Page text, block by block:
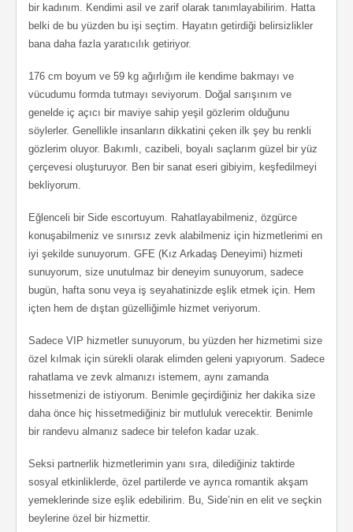
bir kadınım. Kendimi asil ve zarif olarak tanımlayabilirim. Hatta
belki de bu yüzden bu işi seçtim. Hayatın getirdiği belirsizlikler
bana daha fazla yaratıcılık getiriyor.
176 cm boyum ve 59 kg ağırlığım ile kendime bakmayı ve
vücudumu formda tutmayı seviyorum. Doğal sarışınım ve
genelde iç açıcı bir maviye sahip yeşil gözlerim olduğunu
söylerler. Genellikle insanların dikkatini çeken ilk şey bu renkli
gözlerim oluyor. Bakımlı, cazibeli, boyalı saçlarım güzel bir yüz
çerçevesi oluşturuyor. Ben bir sanat eseri gibiyim, keşfedilmeyi
bekliyorum.
Eğlenceli bir Side escortuyum. Rahatlayabilmeniz, özgürce
konuşabilmeniz ve sınırsız zevk alabilmeniz için hizmetlerimi en
iyi şekilde sunuyorum. GFE (Kız Arkadaş Deneyimi) hizmeti
sunuyorum, size unutulmaz bir deneyim sunuyorum, sadece
bugün, hafta sonu veya iş seyahatinizde eşlik etmek için. Hem
içten hem de dıştan güzelliğimle hizmet veriyorum.
Sadece VIP hizmetler sunuyorum, bu yüzden her hizmetimi size
özel kılmak için sürekli olarak elimden geleni yapıyorum. Sadece
rahatlama ve zevk almanızı istemem, aynı zamanda
hissetmenizi de istiyorum. Benimle geçirdiğiniz her dakika size
daha önce hiç hissetmediğiniz bir mutluluk verecektir. Benimle
bir randevu almanız sadece bir telefon kadar uzak.
Seksi partnerlik hizmetlerimin yanı sıra, dilediğiniz taktirde
sosyal etkinliklerde, özel partilerde ve ayrıca romantik akşam
yemeklerinde size eşlik edebilirim. Bu, Side’nin en elit ve seçkin
beylerine özel bir hizmettir.